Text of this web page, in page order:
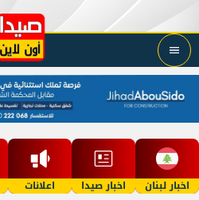
اخبار لبنان اخبار صيدا اعلانات